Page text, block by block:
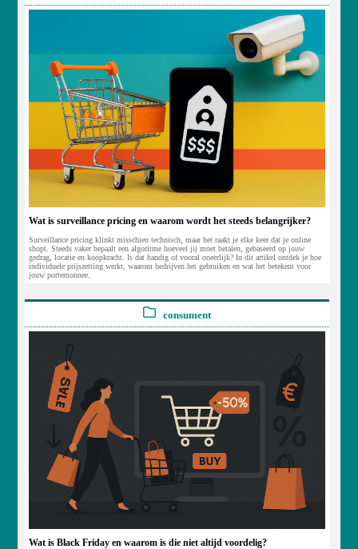
Wat is surveillance pricing en waarom wordt het steeds belangrijker?
Surveillance pricing klinkt misschien technisch, maar het raakt je elke keer dat je online
shopt. Steeds vaker bepaalt een algoritme hoeveel jij moet betalen, gebaseerd op jouw
gedrag, locatie en koopkracht. Is dat handig of vooral oneerlijk? In dit artikel ontdek je hoe
individuele prijszetting werkt, waarom bedrijven het gebruiken en wat het betekent voor
jouw portemonnee.
consument
Wat is Black Friday en waarom is die niet altijd voordelig?